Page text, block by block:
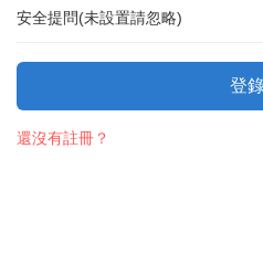
安全提問(未設置請忽略)
登
還沒有註冊？